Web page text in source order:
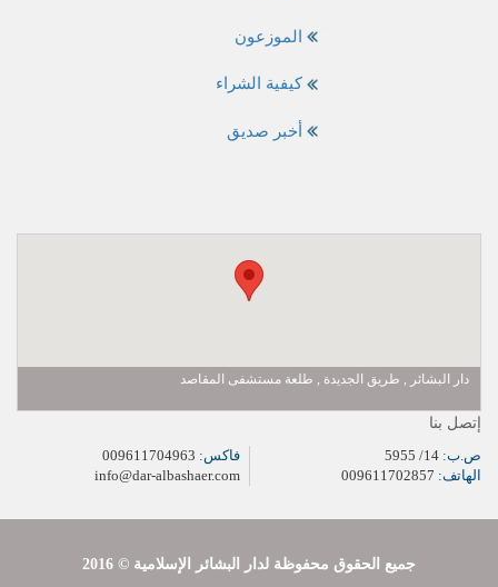
الموزعون
كيفية الشراء
أخبر صديق
دار البشائر , طريق الجديدة , طلعة مستشفى المقاصد
إتصل بنا
ص.ب:
الهاتف:
فاكس:
info@dar-albashaer.com
2016 © جميع الحقوق محفوظة لدار البشائر الإسلامية